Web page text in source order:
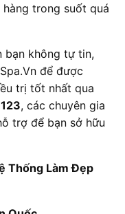
trong suốt quá
bạn không tự tin,
để được
trị tốt nhất qua
, các chuyên gia
trợ để bạn sở hữu
Thống Làm Đẹp